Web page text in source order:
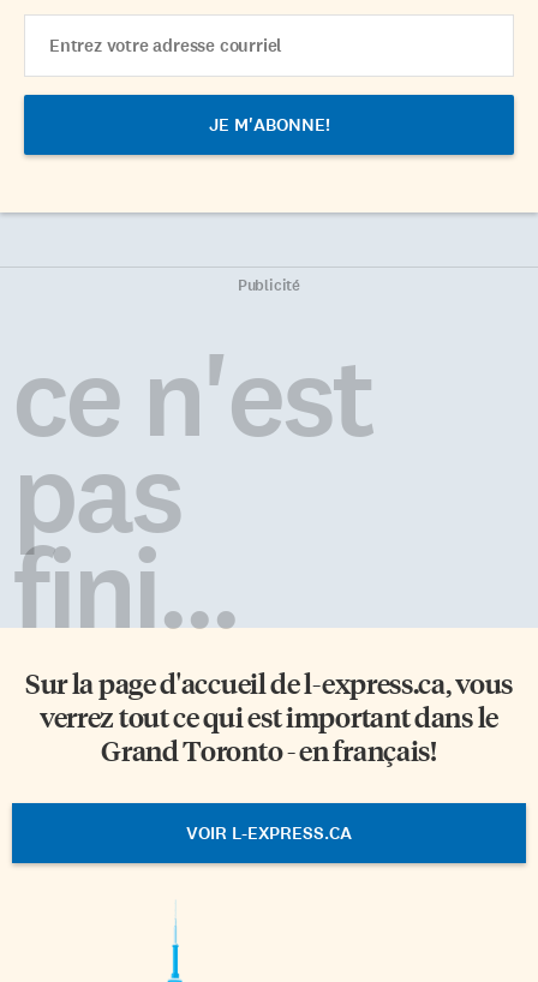
Address
Publicité
ce n'est
pas
fini...
Sur la page d'accueil del-express.ca, vous
verrez tout ce qui est important dans le
Grand Toronto - en français!
VOIR L-EXPRESS.CA